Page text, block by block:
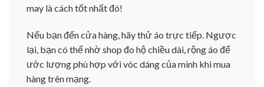
may là cách tốt nhất đó!
Nếu bạn đến cửa hàng, hãy thử áo trực tiếp. Ngược
lại, bạn có thể nhờ shop đo hộ chiều dài, rộng áo để
ước lượng phù hợp với vóc dáng của mình khi mua
hàng trên mạng.